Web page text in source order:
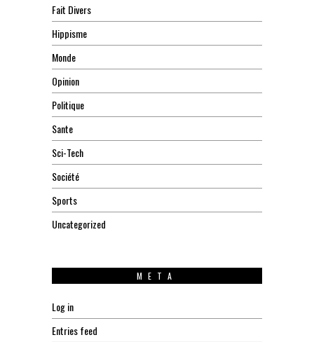
Fait Divers
Hippisme
Monde
Opinion
Politique
Sante
Sci-Tech
Société
Sports
Uncategorized
META
Log in
Entries feed